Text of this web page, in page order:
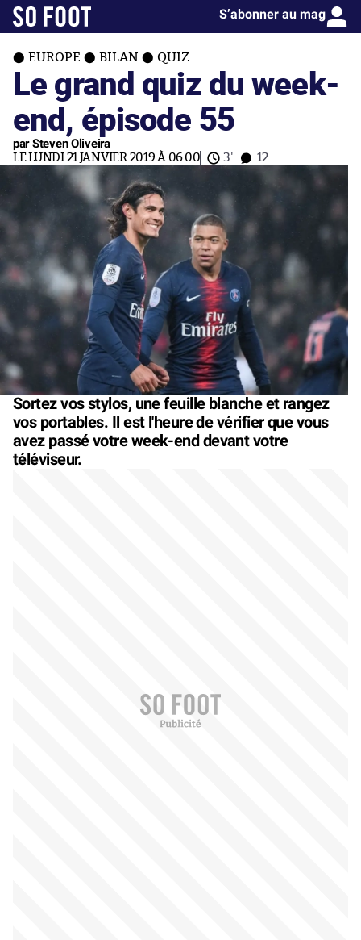
S’abonner au mag
EUROPE BILAN QUIZ
Le grand quiz du week-
end, épisode 55
par Steven Oliveira
LE LUNDI 21 JANVIER 2019 À 06:00 3' 12
Sortez vos stylos, une feuille blanche et rangez
vos portables. Il est l'heure de vérifier que vous
avez passé votre week-end devant votre
téléviseur.